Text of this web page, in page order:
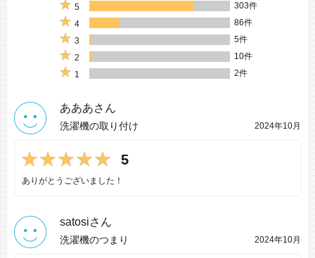
5
303件
4
86件
3
5件
2
10件
1
2件
あああさん
洗濯機の取り付け 2024年10月
5
ありがとうございました！
satosiさん
洗濯機のつまり 2024年10月